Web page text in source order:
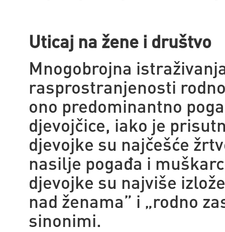
Uticaj na žene i društvo
Mnogobrojna
rasprostranjenosti
ono predominantno
djevojčice, iako je
djevojke su najčešće
nasilje pogađa i
djevojke su najviše
nad ženama” i „rodno
sinonimi.